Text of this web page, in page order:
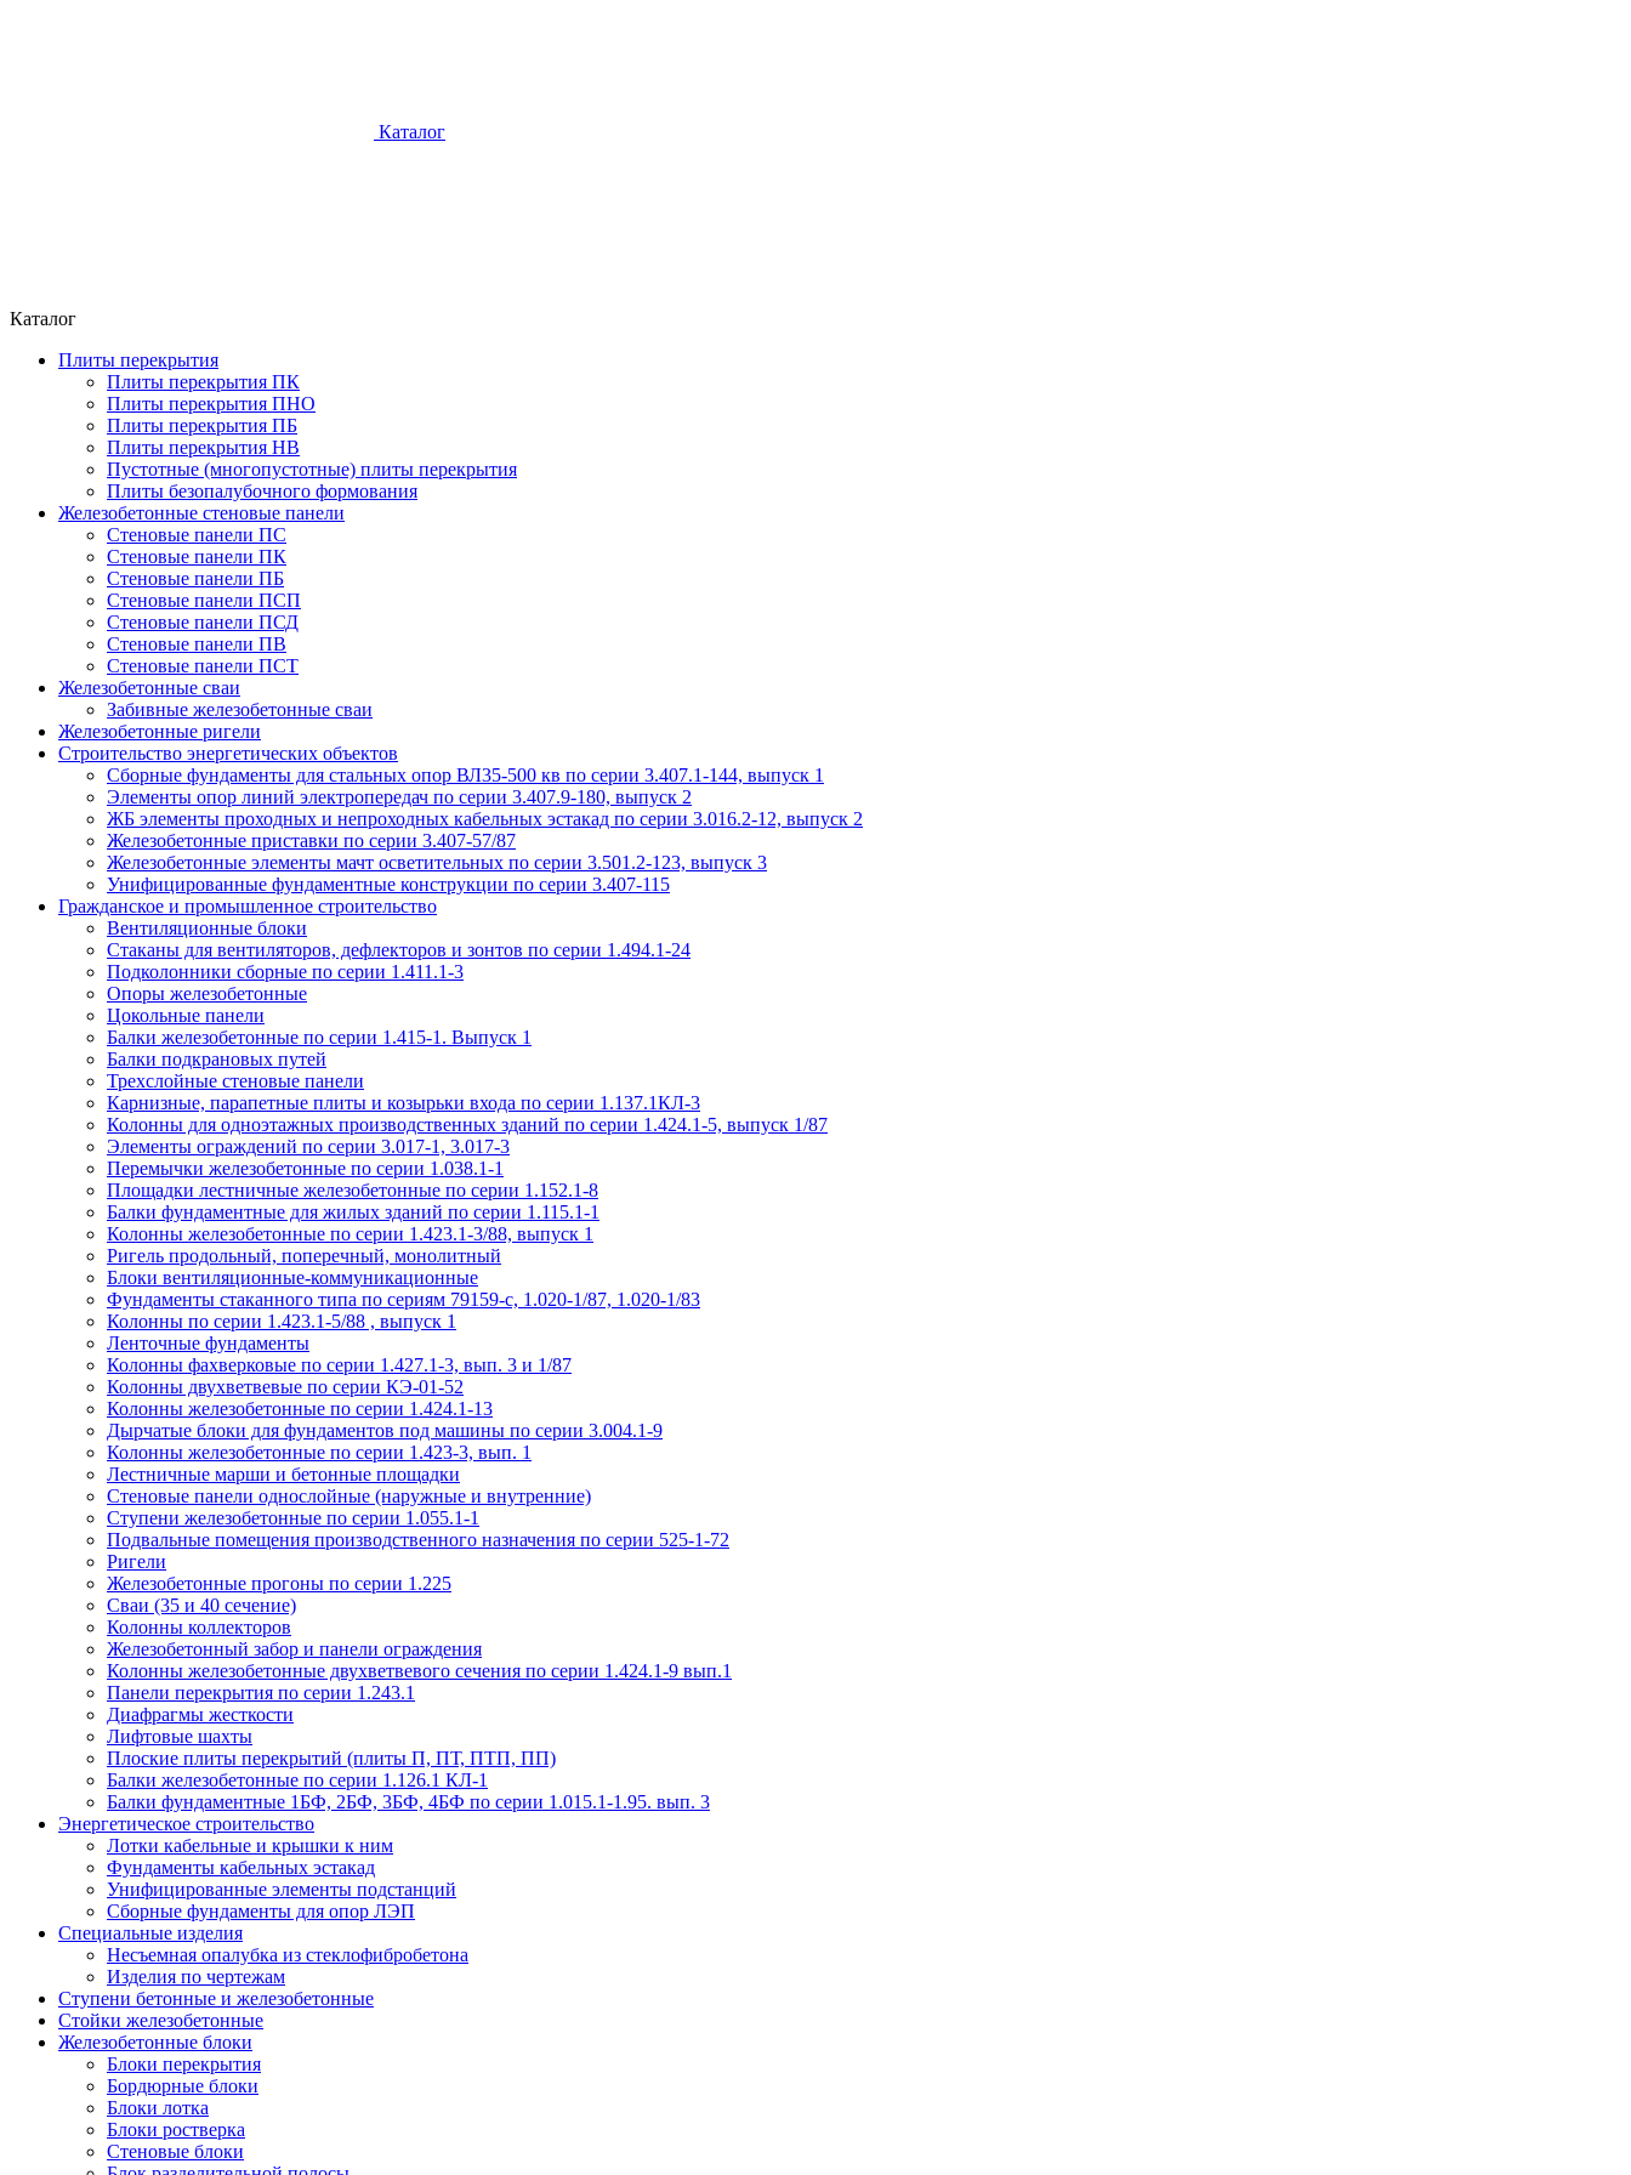
Каталог
Каталог
Плиты перекрытия
Плиты перекрытия ПК
Плиты перекрытия ПНО
Плиты перекрытия ПБ
Плиты перекрытия НВ
Пустотные (многопустотные) плиты перекрытия
Плиты безопалубочного формования
Железобетонные стеновые панели
Стеновые панели ПС
Стеновые панели ПК
Стеновые панели ПБ
Стеновые панели ПСП
Стеновые панели ПСД
Стеновые панели ПВ
Стеновые панели ПСТ
Железобетонные сваи
Забивные железобетонные сваи
Железобетонные ригели
Строительство энергетических объектов
Сборные фундаменты для стальных опор ВЛ35-500 кв по серии 3.407.1-144, выпуск 1
Элементы опор линий электропередач по серии 3.407.9-180, выпуск 2
ЖБ элементы проходных и непроходных кабельных эстакад по серии 3.016.2-12, выпуск 2
Железобетонные приставки по серии 3.407-57/87
Железобетонные элементы мачт осветительных по серии 3.501.2-123, выпуск 3
Унифицированные фундаментные конструкции по серии 3.407-115
Гражданское и промышленное строительство
Вентиляционные блоки
Стаканы для вентиляторов, дефлекторов и зонтов по серии 1.494.1-24
Подколонники сборные по серии 1.411.1-3
Опоры железобетонные
Цокольные панели
Балки железобетонные по серии 1.415-1. Выпуск 1
Балки подкрановых путей
Трехслойные стеновые панели
Карнизные, парапетные плиты и козырьки входа по серии 1.137.1КЛ-3
Колонны для одноэтажных производственных зданий по серии 1.424.1-5, выпуск 1/87
Элементы ограждений по серии 3.017-1, 3.017-3
Перемычки железобетонные по серии 1.038.1-1
Площадки лестничные железобетонные по серии 1.152.1-8
Балки фундаментные для жилых зданий по серии 1.115.1-1
Колонны железобетонные по серии 1.423.1-3/88, выпуск 1
Ригель продольный, поперечный, монолитный
Блоки вентиляционные-коммуникационные
Фундаменты стаканного типа по сериям 79159-с, 1.020-1/87, 1.020-1/83
Колонны по серии 1.423.1-5/88 , выпуск 1
Ленточные фундаменты
Колонны фахверковые по серии 1.427.1-3, вып. 3 и 1/87
Колонны двухветвевые по серии КЭ-01-52
Колонны железобетонные по серии 1.424.1-13
Дырчатые блоки для фундаментов под машины по серии 3.004.1-9
Колонны железобетонные по серии 1.423-3, вып. 1
Лестничные марши и бетонные площадки
Стеновые панели однослойные (наружные и внутренние)
Ступени железобетонные по серии 1.055.1-1
Подвальные помещения производственного назначения по серии 525-1-72
Ригели
Железобетонные прогоны по серии 1.225
Сваи (35 и 40 сечение)
Колонны коллекторов
Железобетонный забор и панели ограждения
Колонны железобетонные двухветвевого сечения по серии 1.424.1-9 вып.1
Панели перекрытия по серии 1.243.1
Диафрагмы жесткости
Лифтовые шахты
Плоские плиты перекрытий (плиты П, ПТ, ПТП, ПП)
Балки железобетонные по серии 1.126.1 КЛ-1
Балки фундаментные 1БФ, 2БФ, 3БФ, 4БФ по серии 1.015.1-1.95. вып. 3
Энергетическое строительство
Лотки кабельные и крышки к ним
Фундаменты кабельных эстакад
Унифицированные элементы подстанций
Сборные фундаменты для опор ЛЭП
Специальные изделия
Несъемная опалубка из стеклофибробетона
Изделия по чертежам
Ступени бетонные и железобетонные
Стойки железобетонные
Железобетонные блоки
Блоки перекрытия
Бордюрные блоки
Блоки лотка
Блоки ростверка
Стеновые блоки